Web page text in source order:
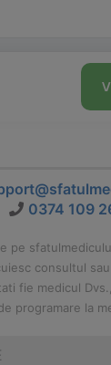
0374 109
pe
consultul
fie medicul
programare la